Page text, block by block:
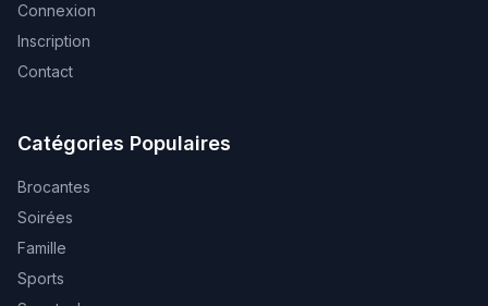
Connexion
Inscription
Contact
Catégories Populaires
Brocantes
Soirées
Famille
Sports